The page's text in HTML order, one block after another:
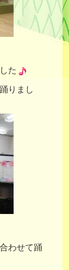
た
りまし
わせて踊